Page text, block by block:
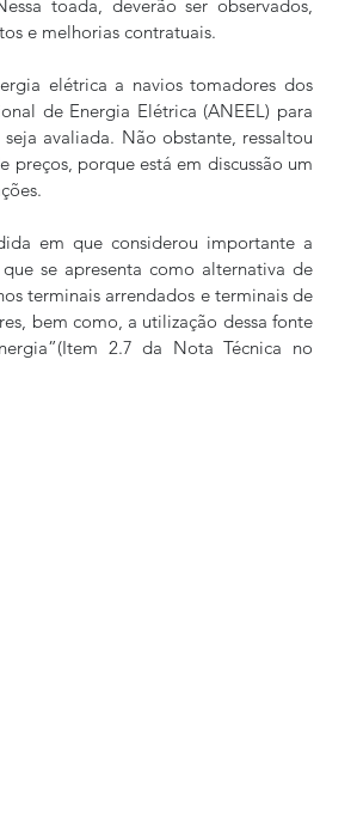
toada, deverão ser observados,
e melhorias contratuais.
elétrica a navios tomadores dos
de Energia Elétrica (ANEEL) para
avaliada. Não obstante, ressaltou
porque está em discussão um
em que considerou importante a
se apresenta como alternativa de
terminais arrendados e terminais de
bem como, a utilização dessa fonte
2.7 da Nota Técnica no